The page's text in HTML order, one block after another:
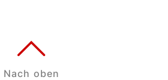
Nach oben